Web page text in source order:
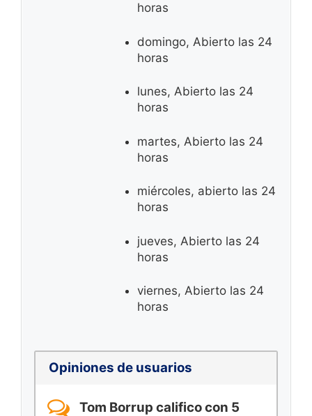
horas
domingo, Abierto las 24
horas
lunes, Abierto las 24
horas
martes, Abierto las 24
horas
miércoles, abierto las 24
horas
jueves, Abierto las 24
horas
viernes, Abierto las 24
horas
Opiniones de usuarios
Tom Borrup califico con 5